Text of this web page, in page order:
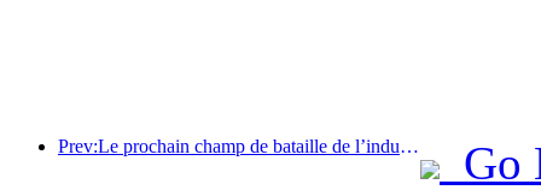
Prev:Le prochain champ de bataille de l’industrie hôtelière réside dans les gènes durables du mobilier
Go